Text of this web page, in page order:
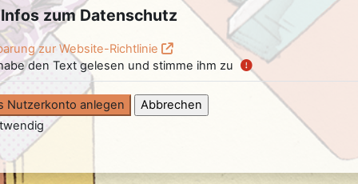
Datenschutz
Datenschutz
Infos zum Datenschutz
zur Website-Richtlinie
den Text gelesen und stimme ihm zu